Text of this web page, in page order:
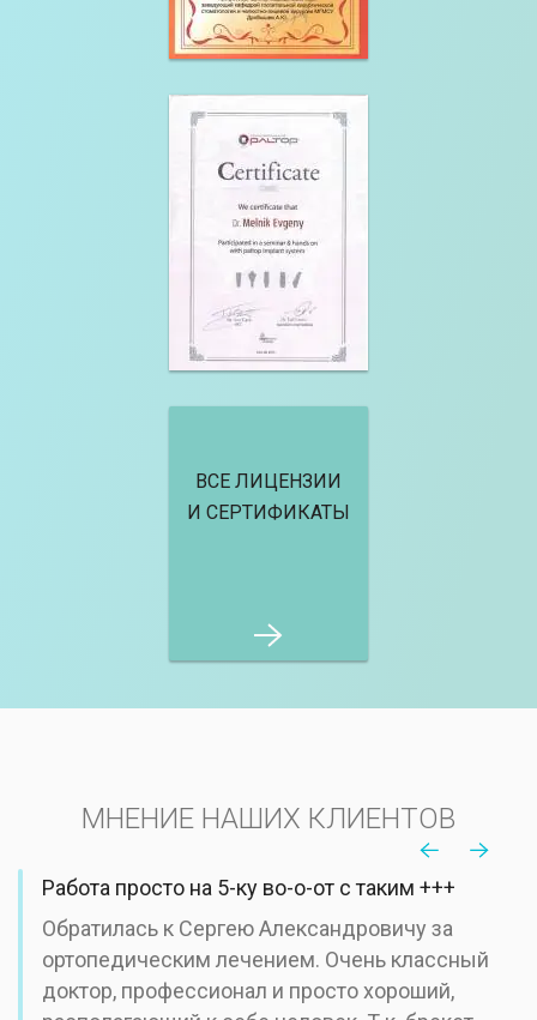
ВСЕ ЛИЦЕНЗИИ
И СЕРТИФИКАТЫ
МНЕНИЕ НАШИХ КЛИЕНТОВ
Работа просто на 5-ку во-о-от с таким +++
Обратилась к Сергею Александровичу за
ортопедическим лечением. Очень классный
доктор, профессионал и просто хороший,